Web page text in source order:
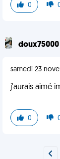
0
doux75000
samedi 23
j'aurais aimé
0